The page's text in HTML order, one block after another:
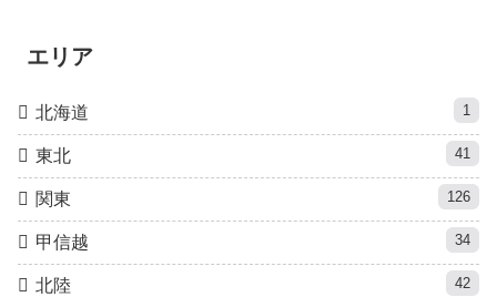
エリア
北海道 1
東北 41
関東 126
甲信越 34
北陸 42